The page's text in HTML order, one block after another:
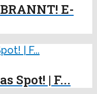
E-
Spot! | F...